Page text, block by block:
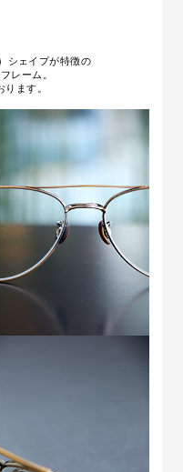
シェイプが特徴の
レーム。
ます。